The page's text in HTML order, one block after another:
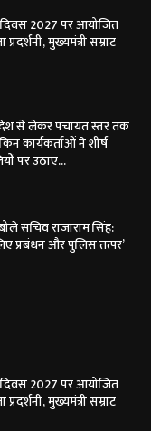
दिवस 2027 पर आयोजित
प्रदर्शनी, मुख्यमंत्री सम्राट
से लेकर पंचायत स्तर तक
कार्यकर्ताओं ने शीर्ष
पर उठाए...
सचिव राजाराम सिंह:
प्रबंधन और पुलिस तत्पर’
दिवस 2027 पर आयोजित
प्रदर्शनी, मुख्यमंत्री सम्राट